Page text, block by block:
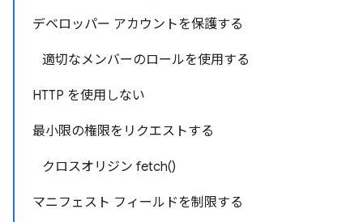
デベロッパー アカウントを保護する
適切なメンバーのロールを使用する
HTTP を使用しない
最小限の権限をリクエストする
クロスオリジン fetch()
マニフェスト フィールドを制限する